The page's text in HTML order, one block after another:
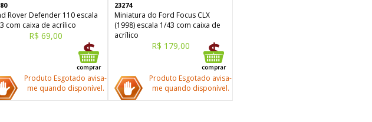
Rover Defender 110 escala
com caixa de acrílico
R$ 69,00
Produto Esgotado avisa-
me quando disponível.
23274
Miniatura do Ford Focus CLX
(1998) escala 1/43 com caixa de
acrílico
R$ 179,00
Produto Esgotado avisa-
me quando disponível.